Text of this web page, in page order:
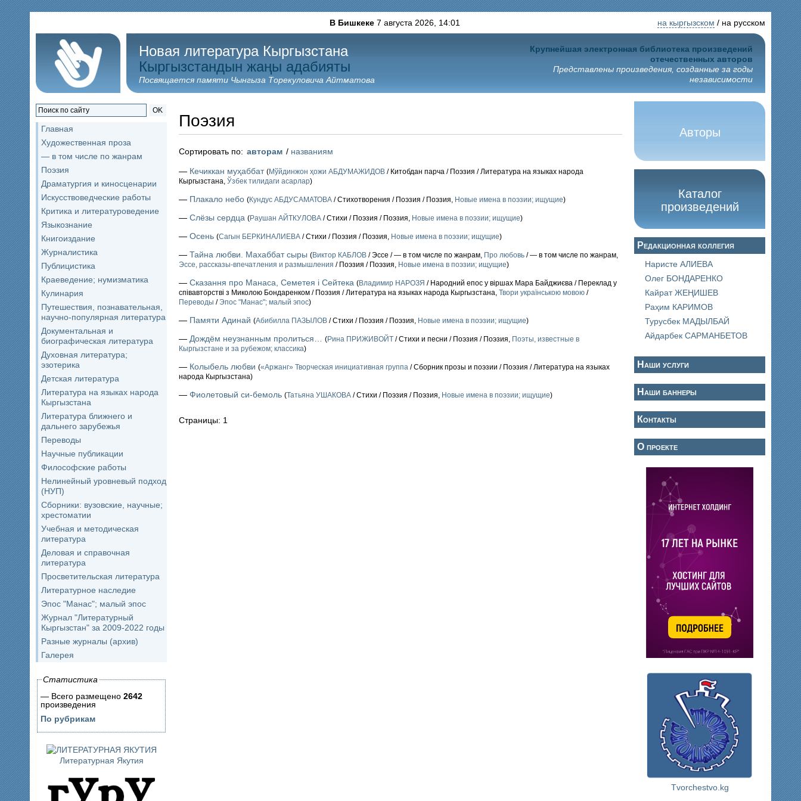
В Бишкеке7 августа 2026, 14:01 на кыргызском / на русском
Новая литература Кыргызстана
Кыргызстандын жаңы адабияты
Посвящается памяти Чынгыза Торекуловича Айтматова
Крупнейшая электронная библиотека произведений
отечественных авторов
Представлены произведения, созданные за годы
независимости
OK
Главная
Художественная проза
— в том числе по жанрам
Поэзия
Драматургия и киносценарии
Искусствоведческие работы
Критика и литературоведение
Языкознание
Книгоиздание
Журналистика
Публицистика
Краеведение; нумизматика
Кулинария
Путешествия, познавательная,
научно-популярная литература
Документальная и
биографическая литература
Духовная литература;
эзотерика
Детская литература
Литература на языках народа
Кыргызстана
Литература ближнего и
дальнего зарубежья
Переводы
Научные публикации
Философские работы
Нелинейный уровневый подход
(НУП)
Сборники: вузовские, научные;
хрестоматии
Учебная и методическая
литература
Деловая и справочная
литература
Просветительская литература
Литературное наследие
Эпос "Манас"; малый эпос
Журнал "Литературный
Кыргызстан" за 2009-2022 годы
Разные журналы (архив)
Галерея
Статистика
— Всего размещено 2642
произведения
По рубрикам
Литературная Якутия
Поэзия
Сортировать по: авторам / названиям
— Кечиккан муҳаббат (Мўйдинжон ҳожи АБДУМАЖИДОВ / Китобдан парча / Поэзия / Литература на языках народа
Кыргызстана, Ўзбек тилидаги асарлар)
— Плакало небо (Кундус АБДУСАМАТОВА / Стихотворения / Поэзия / Поэзия, Новые имена в поэзии; ищущие)
— Слёзы сердца (Раушан АЙТКУЛОВА / Стихи / Поэзия / Поэзия, Новые имена в поэзии; ищущие)
— Осень (Сагын БЕРКИНАЛИЕВА / Стихи / Поэзия / Поэзия, Новые имена в поэзии; ищущие)
— Тайна любви. Махаббат сыры (Виктор КАБЛОВ / Эссе / — в том числе по жанрам, Про любовь / — в том числе по жанрам,
Эссе, рассказы-впечатления и размышления / Поэзия / Поэзия, Новые имена в поэзии; ищущие)
— Сказання про Манаса, Семетея і Сейтека (Владимир НАРОЗЯ / Народний епос у віршах Мара Байджиєва / Переклад у
співавторстві з Миколою Бондаренком / Поэзия / Литература на языках народа Кыргызстана, Твори українською мовою /
Переводы / Эпос "Манас"; малый эпос)
— Памяти Адинай (Абибилла ПАЗЫЛОВ / Стихи / Поэзия / Поэзия, Новые имена в поэзии; ищущие)
— Дождём неузнанным пролиться… (Рина ПРИЖИВОЙТ / Стихи и песни / Поэзия / Поэзия, Поэты, известные в
Кыргызстане и за рубежом; классика)
— Колыбель любви («Аржанг» Творческая инициативная группа / Сборник прозы и поэзии / Поэзия / Литература на языках
народа Кыргызстана)
— Фиолетовый си-бемоль (Татьяна УШАКОВА / Стихи / Поэзия / Поэзия, Новые имена в поэзии; ищущие)
Страницы: 1
Авторы
Каталог
произведений
Редакционная коллегия
Наристе АЛИЕВА
Олег БОНДАРЕНКО
Кайрат ЖЕҢИШЕВ
Раҳим КАРИМОВ
Турусбек МАДЫЛБАЙ
Айдарбек САРМАНБЕТОВ
Наши услуги
Наши баннеры
Контакты
О проекте
Tvorchestvo.kg